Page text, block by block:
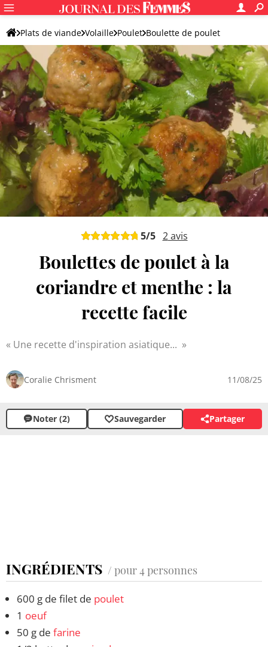
Plats de viande Volaille Poulet Boulette de poulet
5/5 2avis
Boulettes de poulet à la
coriandre et menthe : la
recette facile
Une recette d'inspiration asiatique...
Coralie Chrisment 11/08/25
Noter (2) Sauvegarder Partager
INGRÉDIENTS / pour 4 personnes
600 g de filet de poulet
1 oeuf
50 g de farine